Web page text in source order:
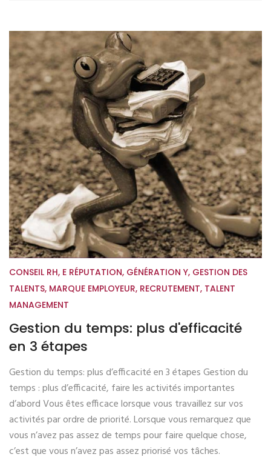
CONSEIL RH, E RÉPUTATION, GÉNÉRATION Y, GESTION DES
TALENTS, MARQUE EMPLOYEUR, RECRUTEMENT, TALENT
MANAGEMENT
Gestion du temps: plus d'efficacité
en 3 étapes
Gestion du temps: plus d’efficacité en 3 étapes Gestion du
temps : plus d’efficacité, faire les activités importantes
d’abord Vous êtes efficace lorsque vous travaillez sur vos
activités par ordre de priorité. Lorsque vous remarquez que
vous n’avez pas assez de temps pour faire quelque chose,
c’est que vous n’avez pas assez priorisé vos tâches.